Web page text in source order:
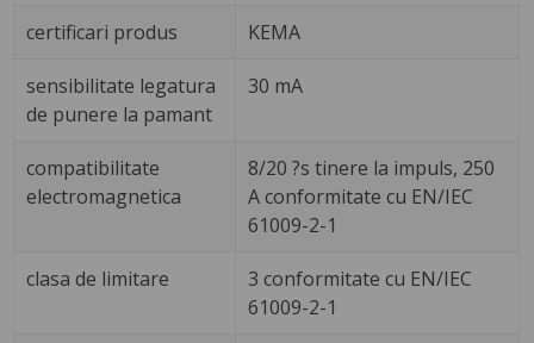
certificari produs KEMA
sensibilitate legatura
de punere la pamant
30 mA
compatibilitate
electromagnetica
8/20 ?s tinere la impuls, 250
A conformitate cu EN/IEC
61009-2-1
clasa de limitare
3 conformitate cu EN/IEC
61009-2-1